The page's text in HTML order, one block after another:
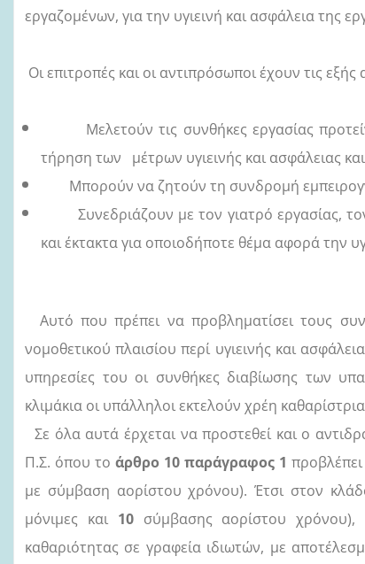
εργαζομένων, για την υγιεινή και ασφάλεια της
Οι επιτροπές και οι αντιπρόσωποι έχουν τις εξής
Μελετούν τις συνθήκες εργασίας
τήρηση των μέτρων υγιεινής και ασφάλειας
Μπορούν να ζητούν τη συνδρομή
Συνεδριάζουν με τον γιατρό εργασίας, τον
και έκτακτα για οποιοδήποτε θέμα αφορά την
Αυτό που πρέπει να προβληματίσει τους
νομοθετικού πλαισίου περί υγιεινής και
υπηρεσίες του οι συνθήκες διαβίωσης των
κλιμάκια οι υπάλληλοι εκτελούν χρέη
Σε όλα αυτά έρχεται να προστεθεί και ο
Π.Σ. όπου το άρθρο 10 παράγραφος 1
με σύμβαση αορίστου χρόνου). Έτσι στον
μόνιμες και 10σύμβασης αορίστου χρόνου),
καθαριότητας σε γραφεία ιδιωτών, με